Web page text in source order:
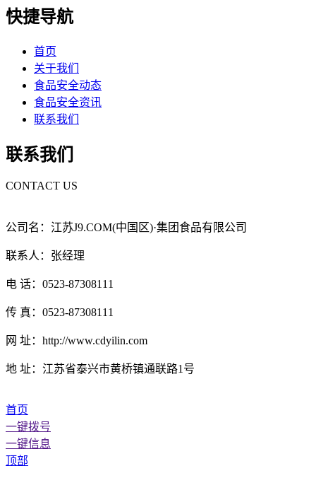
快捷导航
首页
关于我们
食品安全动态
食品安全资讯
联系我们
联系我们
CONTACT US
公司名：江苏J9.COM(中国区)·集团食品有限公司
联系人：张经理
电 话：0523-87308111
传 真：0523-87308111
网 址：http://www.cdyilin.com
地 址：江苏省泰兴市黄桥镇通联路1号
首页
一键拨号
一键信息
顶部